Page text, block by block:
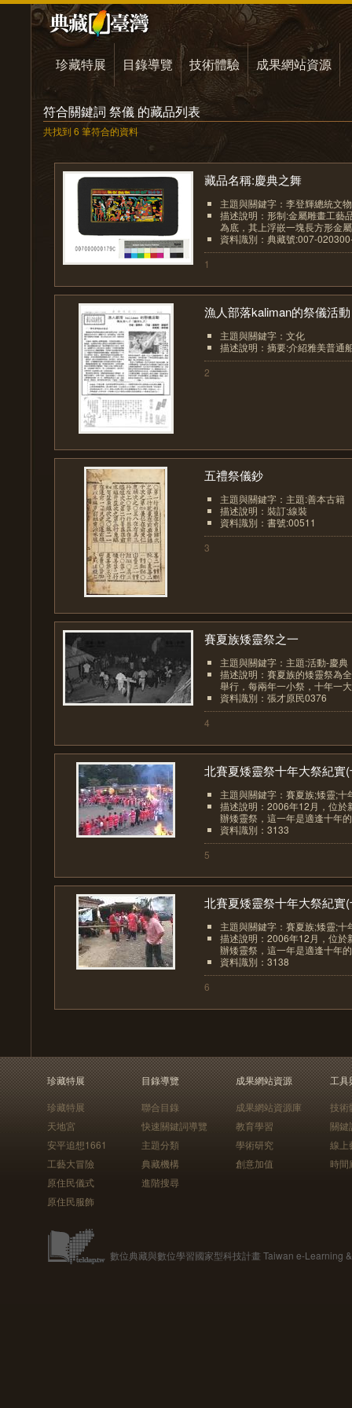
珍藏特展 目錄導覽 技術體驗 成果網站資源
符合關鍵詞 祭儀 的藏品列表
共找到 6 筆符合的資料
藏品名稱:慶典之舞
主題與關鍵字：李登輝總統文物
描述說明：形制:金屬雕畫工藝
為底，其上浮嵌一塊長方形金
資料識別：典藏號:007-
1
漁人部落kaliman的祭儀活動
主題與關鍵字：文化
描述說明：摘要:介紹雅美普通
2
五禮祭儀鈔
主題與關鍵字：主題:善本古籍
描述說明：裝訂:線裝
資料識別：書號:00511
3
賽夏族矮靈祭之一
主題與關鍵字：主題:活動-慶典
描述說明：賽夏族的矮靈祭為
舉行，每兩年一小祭，十年一
資料識別：張才原民0376
4
北賽夏矮靈祭十年大祭紀實
主題與關鍵字：賽夏族;矮靈;十
描述說明：2006年12月，位於
辦矮靈祭，這一年是適逢十年
資料識別：3133
5
北賽夏矮靈祭十年大祭紀實
主題與關鍵字：賽夏族;矮靈;十
描述說明：2006年12月，位於
辦矮靈祭，這一年是適逢十年
資料識別：3138
6
珍藏特展
珍藏特展
天地宮
安平追想1661
工藝大冒險
原住民儀式
原住民服飾
目錄導覽
聯合目錄
快速關鍵詞導覽
主題分類
典藏機構
進階搜尋
成果網站資源
成果網站資源庫
教育學習
學術研究
創意加值
工具
技術
關鍵
線上
時間
數位典藏與數位學習國家型科技計畫 Taiwan e-Learning